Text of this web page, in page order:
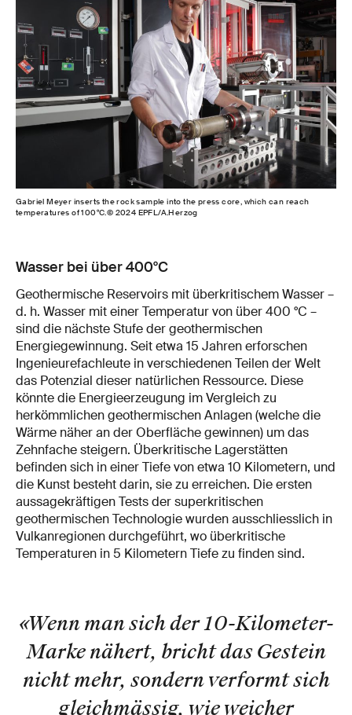
Gabriel Meyer inserts the rock sample into the press core, which can reach
temperatures of 100°C.© 2024 EPFL/A.Herzog
Wasser bei über 400°C
Geothermische Reservoirs mit überkritischem Wasser –
d. h. Wasser mit einer Temperatur von über 400 °C –
sind die nächste Stufe der geothermischen
Energiegewinnung. Seit etwa 15 Jahren erforschen
Ingenieurefachleute in verschiedenen Teilen der Welt
das Potenzial dieser natürlichen Ressource. Diese
könnte die Energieerzeugung im Vergleich zu
herkömmlichen geothermischen Anlagen (welche die
Wärme näher an der Oberfläche gewinnen) um das
Zehnfache steigern. Überkritische Lagerstätten
befinden sich in einer Tiefe von etwa 10 Kilometern, und
die Kunst besteht darin, sie zu erreichen. Die ersten
aussagekräftigen Tests der superkritischen
geothermischen Technologie wurden ausschliesslich in
Vulkanregionen durchgeführt, wo überkritische
Temperaturen in 5 Kilometern Tiefe zu finden sind.
«Wenn man sich der 10-Kilometer-
Marke nähert, bricht das Gestein
nicht mehr, sondern verformt sich
gleichmässig, wie weicher